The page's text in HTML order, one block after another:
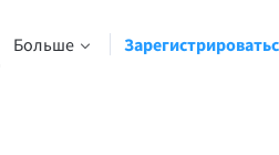
Больше